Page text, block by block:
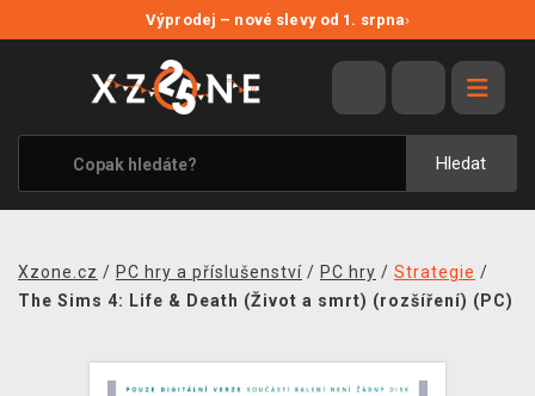
Výprodej – nové slevy od 1. srpna›
Hledat
VÝPRODEJ
VIDEOHRY
XZONE ORIGINALS
TÉMATIKY
MERCHANDISE
Xzone.cz / PC hry a příslušenství / PC hry / Strategie /
The Sims 4: Life & Death (Život a smrt) (rozšíření) (PC)